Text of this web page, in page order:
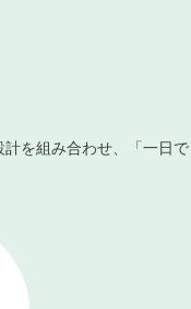
を組み合わせ、「一日